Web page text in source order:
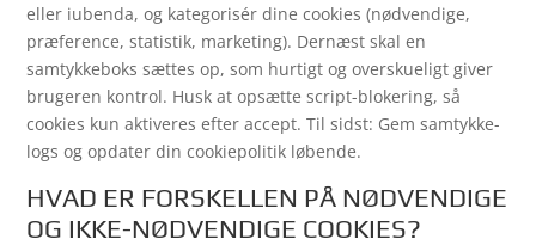
eller iubenda, og kategorisér dine cookies (nødvendige,
præference, statistik, marketing). Dernæst skal en
samtykkeboks sættes op, som hurtigt og overskueligt giver
brugeren kontrol. Husk at opsætte script-blokering, så
cookies kun aktiveres efter accept. Til sidst: Gem samtykke-
logs og opdater din cookiepolitik løbende.
HVAD ER FORSKELLEN PÅ NØDVENDIGE
OG IKKE-NØDVENDIGE COOKIES?